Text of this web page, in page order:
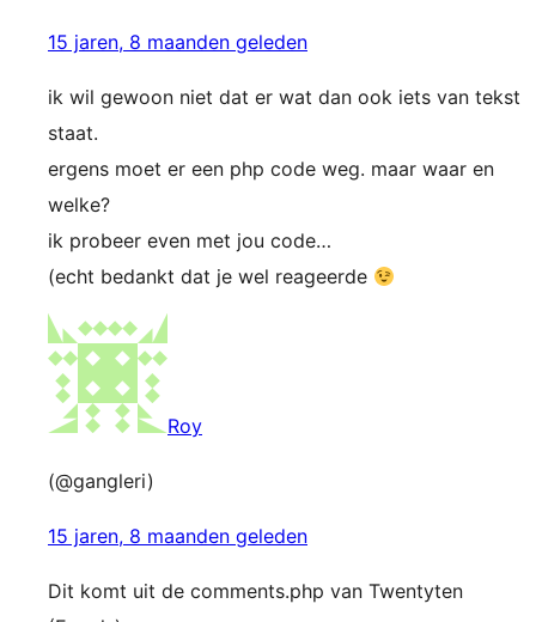
15 jaren, 8 maanden geleden
ik wil gewoon niet dat er wat dan ook iets van tekst
staat.
ergens moet er een php code weg. maar waar en
welke?
ik probeer even met jou code…
(echt bedankt dat je wel reageerde
Roy
(@gangleri)
15 jaren, 8 maanden geleden
Dit komt uit de comments.php van Twentyten